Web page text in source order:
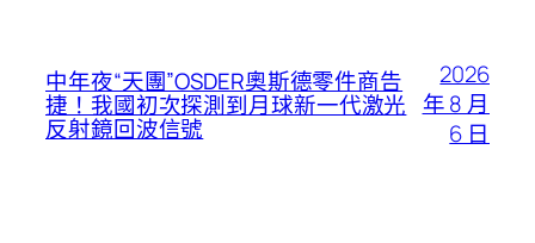
中年夜“天團”OSDER奧斯德零件商告
捷！我國初次探測到月球新一代激光
反射鏡回波信號
2026
年 8 月
6 日